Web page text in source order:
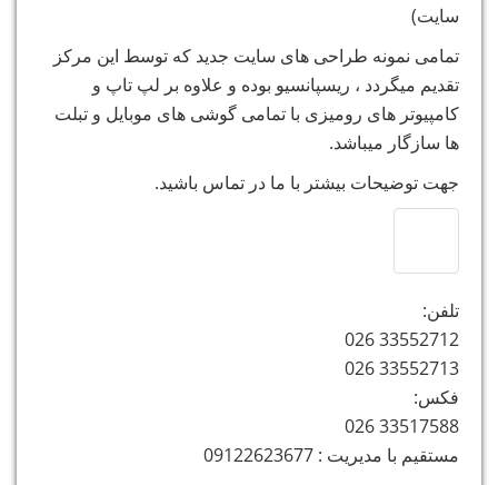
سایت)
تمامی نمونه طراحی های سایت جدید که توسط این مرکز
تقدیم میگردد ، ریسپانسیو بوده و علاوه بر لپ تاپ و
کامپیوتر های رومیزی با تمامی گوشی های موبایل و تبلت
ها سازگار میباشد.
جهت توضیحات بیشتر با ما در تماس باشید.
تلفن:
33552712 026
33552713 026
فکس:
33517588 026
مستقیم با مدیریت : 09122623677